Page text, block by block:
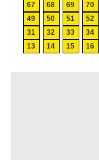
70
69
68
67
52
51
50
49
34
33
32
31
16
15
14
13